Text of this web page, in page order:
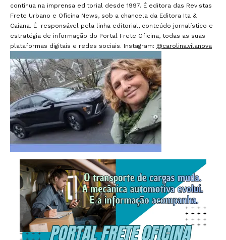
contínua na imprensa editorial desde 1997. É editora das Revistas
Frete Urbano e Oficina News, sob a chancela da Editora Ita &
Caiana. É responsável pela linha editorial, conteúdo jornalístico e
estratégia de informação do Portal Frete Oficina, todas as suas
plataformas digitais e redes sociais. Instagram: @carolina.vilanova